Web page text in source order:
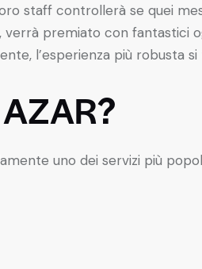
staff controllerà se quei
premiato con fantastici
l’esperienza più robusta
uno dei servizi più